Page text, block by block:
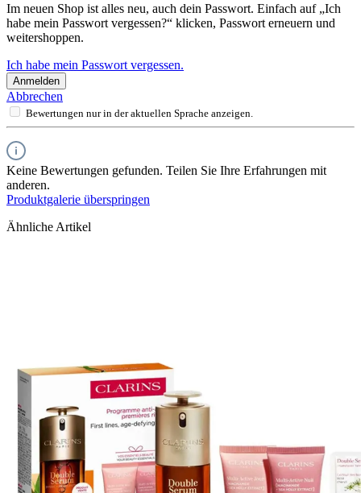
Im neuen Shop ist alles neu, auch dein Passwort. Einfach auf „Ich
habe mein Passwort vergessen?“ klicken, Passwort erneuern und
weitershoppen.
Ich habe mein Passwort vergessen.
Anmelden
Abbrechen
Bewertungen nur in der aktuellen Sprache anzeigen.
Keine Bewertungen gefunden. Teilen Sie Ihre Erfahrungen mit
anderen.
Produktgalerie überspringen
Ähnliche Artikel